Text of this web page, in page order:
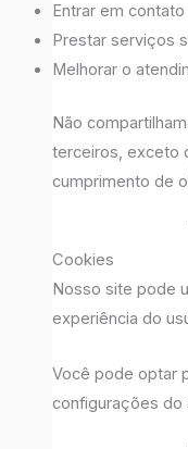
Entrar em
Prestar serviços
Melhorar o
Não
terceiros, exceto
cumprimento de
Cookies
Nosso site pode
experiência do
Você pode optar
configurações do